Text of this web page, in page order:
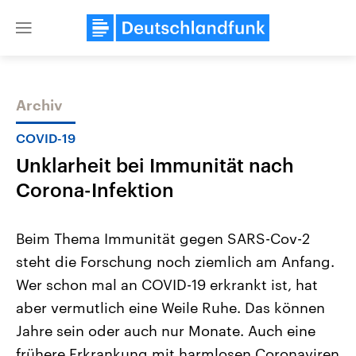
Close
Themen
Landtagswahl Sachsen-Anhalt
2026
Alle Informationen
Sachsen-Anhalt wählt am 6.
September 2026 einen neuen
Landtag. Seit 2021 wird das
Bundesland von einer Koalition aus
USA
Aktuelle Beiträge,
Hintergründe
Wirtschaftlich und
gehören die Vereinigten
den mächtigsten Ländern
mit großem Einfluss auf
Archiv
COVID-19
Unklarheit bei Immunität nach
Corona-Infektion
Beim Thema Immunität gegen SARS-Cov-2
steht die Forschung noch ziemlich am Anfang.
Wer schon mal an COVID-19 erkrankt ist, hat
aber vermutlich eine Weile Ruhe. Das können
Jahre sein oder auch nur Monate. Auch eine